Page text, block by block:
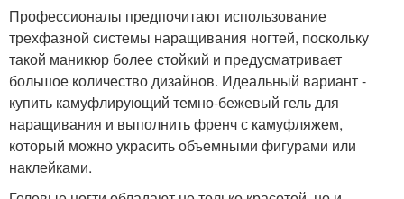
Профессионалы предпочитают использование
трехфазной системы наращивания ногтей, поскольку
такой маникюр более стойкий и предусматривает
большое количество дизайнов. Идеальный вариант -
купить камуфлирующий темно-бежевый гель для
наращивания и выполнить френч с камуфляжем,
который можно украсить объемными фигурами или
наклейками.